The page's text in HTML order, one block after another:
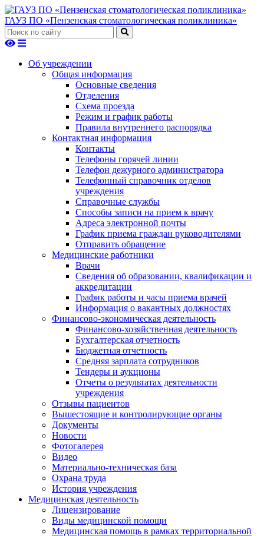
ГАУЗ ПО «Пензенская стоматологическая поликлиника»
Об учреждении
Общая информация
Основные сведения
Отделения
Схема проезда
Режим и график работы
Правила внутреннего распорядка
Контактная информация
Контакты
Телефоны горячей линии
Телефон дежурного администратора
Телефонный справочник отделов
учреждения
Справочные службы
Способы записи на прием к врачу
Адреса электронной почты
График приема граждан руководителями
Отправить обращение
Медицинские работники
Врачи
Сведения об образовании, квалификации и
аккредитации
График работы и часы приема врачей
Информация о вакантных должностях
Финансово-экономическая деятельность
Финансово-хозяйственная деятельность
Бухгалтерская отчетность
Бюджетная отчетность
Средняя зарплата сотрудников
Тендеры и аукционы
Отчеты о результатах деятельности
учреждения
Отзывы пациентов
Вышестоящие и контролирующие органы
Документы
Новости
Фотогалерея
Видео
Материально-техническая база
Охрана труда
История учреждения
Медицинская деятельность
Лицензирование
Виды медицинской помощи
Медицинская помощь в рамках территориальной